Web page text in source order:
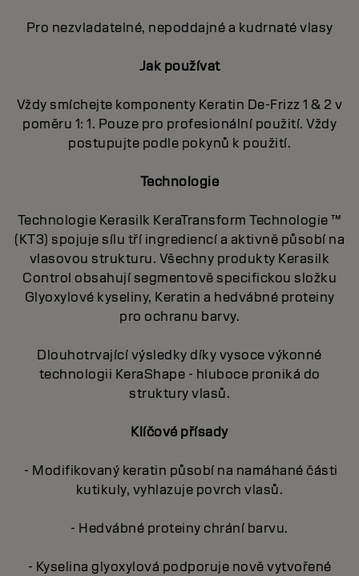
Pro nezvladatelné, nepoddajné a kudrnaté vlasy
Jak používat
Vždy smíchejte komponenty Keratin De-Frizz 1 & 2 v
poměru 1: 1. Pouze pro profesionální použití. Vždy
postupujte podle pokynů k použití.
Technologie
Technologie Kerasilk KeraTransform Technologie ™
(KT3) spojuje sílu tří ingrediencí a aktivně působí na
vlasovou strukturu. Všechny produkty Kerasilk
Control obsahují segmentově specifickou složku
Glyoxylové kyseliny, Keratin a hedvábné proteiny
pro ochranu barvy.
Dlouhotrvající výsledky díky vysoce výkonné
technologii KeraShape - hluboce proniká do
struktury vlasů.
Klíčové přísady
- Modifikovaný keratin působí na namáhané části
kutikuly, vyhlazuje povrch vlasů.
- Hedvábné proteiny chrání barvu.
- Kyselina glyoxylová podporuje nově vytvořené